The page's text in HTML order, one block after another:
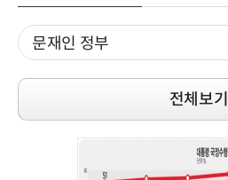
전체보기